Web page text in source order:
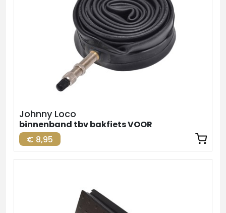
Johnny Loco
binnenband tbv bakfiets VOOR
€ 8,95